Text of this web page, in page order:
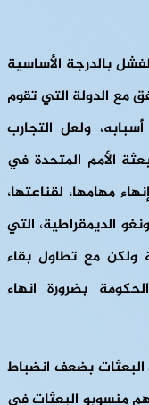
بالدرجة الأساسية
مع الدولة التي تقوم
ولعل التجارب
الأمم المتحدة في
مهامها، لقناعتها،
الديمقراطية، التي
ولكن مع تطاول بقاء
بضرورة انهاء
بضعف انضباط